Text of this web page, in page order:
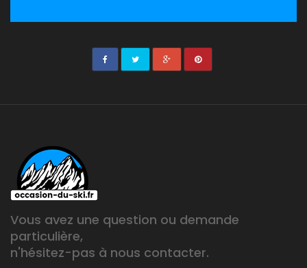
Vous avez une question ou demande
particulière,
n'hésitez-pas à nous contacter.